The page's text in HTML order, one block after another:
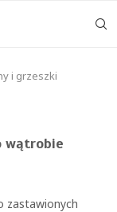
i grzeszki
wątrobie
zastawionych